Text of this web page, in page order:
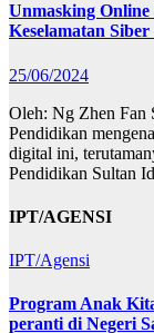
Unmasking Online
Keselamatan
25/06/2024
Oleh: Ng Zhen Fan
Pendidikan
digital ini,
Pendidikan Sultan
IPT/AGENSI
IPT/Agensi
Program Anak
peranti di Negeri